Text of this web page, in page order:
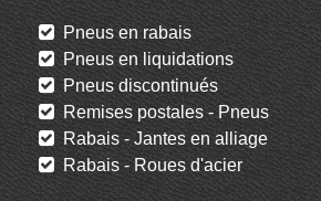
Pneus en rabais
Pneus en liquidations
Pneus discontinués
Remises postales - Pneus
Rabais - Jantes en alliage
Rabais - Roues d'acier